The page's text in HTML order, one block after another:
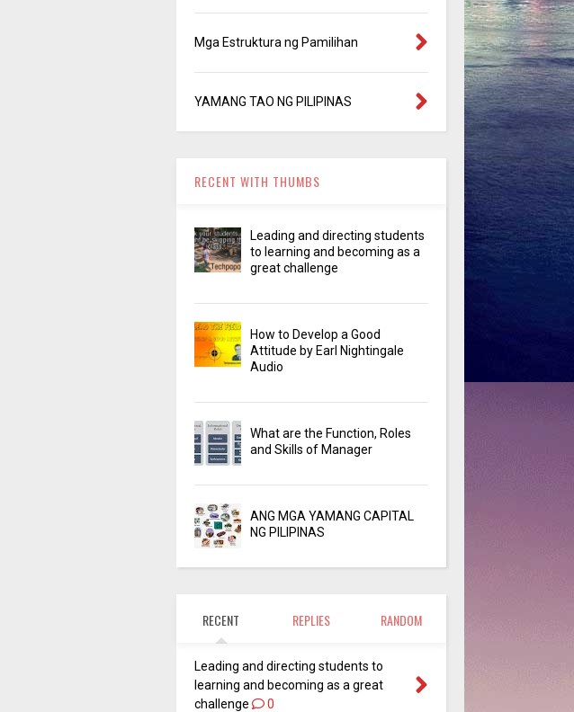
Mga Estruktura ng Pamilihan
YAMANG TAO NG PILIPINAS
RECENT WITH THUMBS
Leading and directing students
to learning and becoming as a
great challenge
How to Develop a Good
Attitude by Earl Nightingale
Audio
What are the Function, Roles
and Skills of Manager
ANG MGA YAMANG CAPITAL
NG PILIPINAS
RECENT REPLIES RANDOM
Leading and directing students to
learning and becoming as a great
challenge
0